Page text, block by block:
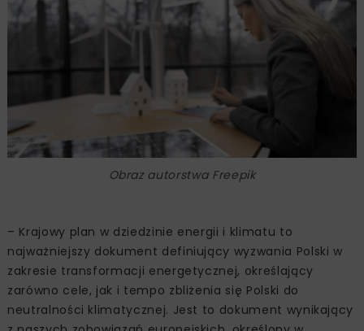
Obraz autorstwa Freepik
– Krajowy plan w dziedzinie energii i klimatu to
najważniejszy dokument definiujący wyzwania Polski w
zakresie transformacji energetycznej, określający
zarówno cele, jak i tempo zbliżenia się Polski do
neutralności klimatycznej. Jest to dokument wynikający